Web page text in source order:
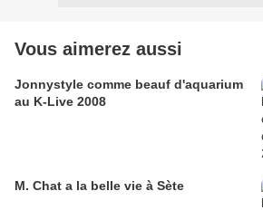
Vous aimerez aussi
Jonnystyle comme beauf d'aquarium
au K-Live 2008
M. Chat a la belle vie à Sète